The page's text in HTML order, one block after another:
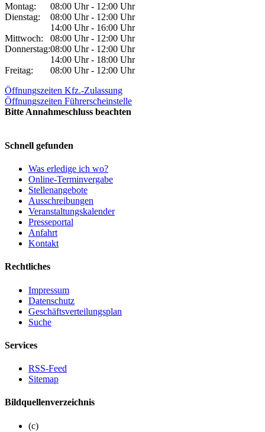
Montag:
08:00 Uhr - 12:00 Uhr
Dienstag:
08:00 Uhr - 12:00 Uhr
14:00 Uhr - 16:00 Uhr
Mittwoch:
08:00 Uhr - 12:00 Uhr
Donnerstag:08:00 Uhr - 12:00 Uhr
14:00 Uhr - 18:00 Uhr
Freitag:
08:00 Uhr - 12:00 Uhr
Öffnungszeiten Kfz.-Zulassung
Öffnungszeiten Führerscheinstelle
Bitte Annahmeschluss beachten
Schnell gefunden
Was erledige ich wo?
Online-Terminvergabe
Stellenangebote
Ausschreibungen
Veranstaltungskalender
Presseportal
Anfahrt
Kontakt
Rechtliches
Impressum
Datenschutz
Geschäftsverteilungsplan
Suche
Services
RSS-Feed
Sitemap
Bildquellenverzeichnis
(c)